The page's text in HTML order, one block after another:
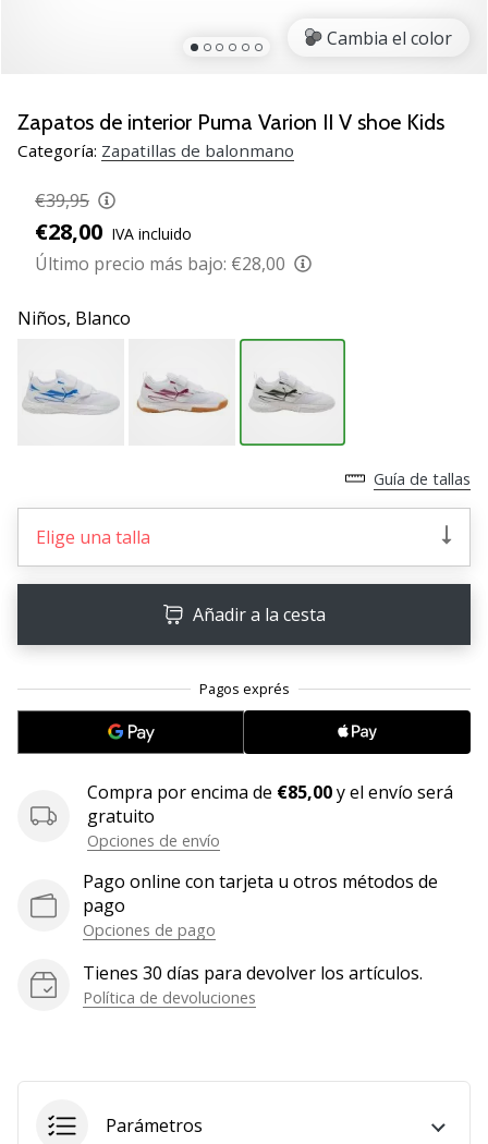
Accelerate
NITRO
SQD
Descubre
las
actualizaciones
y…
25. 11. 2024
•
embajador
Weplayhandball!
¿Te
jugón?
queremos
en
Mostrar
todos
los
artículos
Cambia el color
Zapatos de interior Puma Varion II V shoe Kids
Categoría: Zapatillas de balonmano
€39,95
€28,00 IVA incluido
Último precio más bajo: €28,00
Niños, Blanco
Guía de tallas
Elige una talla
Añadir a la cesta
Compra por encima de €85,00y el envío será
gratuito
Opciones de envío
Pago online con tarjeta u otros métodos de
pago
Opciones de pago
Tienes 30 días para devolver los artículos.
Política de devoluciones
Parámetros